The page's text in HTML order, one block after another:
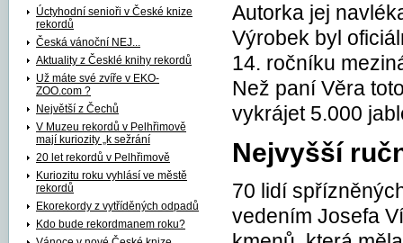
Úctyhodní senioři v České knize
rekordů
Česká vánoční NEJ...
Aktuality z Česklé knihy rekordů
Už máte své zvíře v EKO-
ZOO.com ?
Největší z Čechů
V Muzeu rekordů v Pelhřimově
mají kuriozity „k sežrání
20 let rekordů v Pelhřimově
Kuriozitu roku vyhlásí ve městě
rekordů
Ekorekordy z vytříděných odpadů
Kdo bude rekordmanem roku?
Autorka jej
Výrobek byl
14. ročníku
Než paní Věra
vykrájet 5.000
Nejvyšší
70 lidí
vedením Josefa